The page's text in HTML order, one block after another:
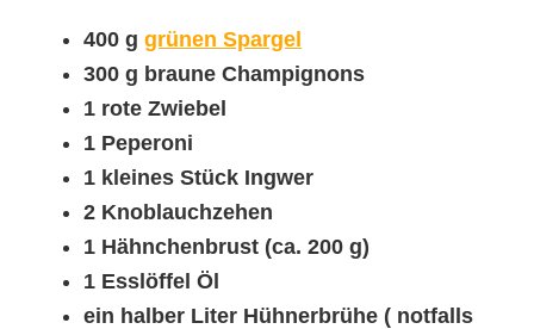
400 g grünen Spargel
300 g braune Champignons
1 rote Zwiebel
1 Peperoni
1 kleines Stück Ingwer
2 Knoblauchzehen
1 Hähnchenbrust (ca. 200 g)
1 Esslöffel Öl
ein halber Liter Hühnerbrühe ( notfalls